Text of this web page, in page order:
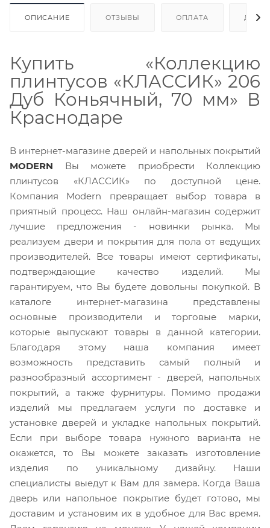
ОПИСАНИЕ ОТЗЫВЫ ОПЛАТА
Купить «Коллекцию
плинтусов «КЛАССИК» 206
Дуб Коньячный, 70 мм» В
Краснодаре
В интернет-магазине дверей и напольных покрытий
MODERN Вы можете приобрести Коллекцию
плинтусов «КЛАССИК» по доступной цене.
Компания Modern превращает выбор товара в
приятный процесс. Наш онлайн-магазин содержит
лучшие предложения - новинки рынка. Мы
реализуем двери и покрытия для пола от ведущих
производителей. Все товары имеют сертификаты,
подтверждающие качество изделий. Мы
гарантируем, что Вы будете довольны покупкой. В
каталоге интернет-магазина представлены
основные производители и торговые марки,
которые выпускают товары в данной категории.
Благодаря этому наша компания имеет
возможность представить самый полный и
разнообразный ассортимент - дверей, напольных
покрытий, а также фурнитуры. Помимо продажи
изделий мы предлагаем услуги по доставке и
установке дверей и укладке напольных покрытий.
Если при выборе товара нужного варианта не
окажется, то Вы можете заказать изготовление
изделия по уникальному дизайну. Наши
специалисты выедут к Вам для замера. Когда Ваша
дверь или напольное покрытие будет готово, мы
доставим и установим их в удобное для Вас время.